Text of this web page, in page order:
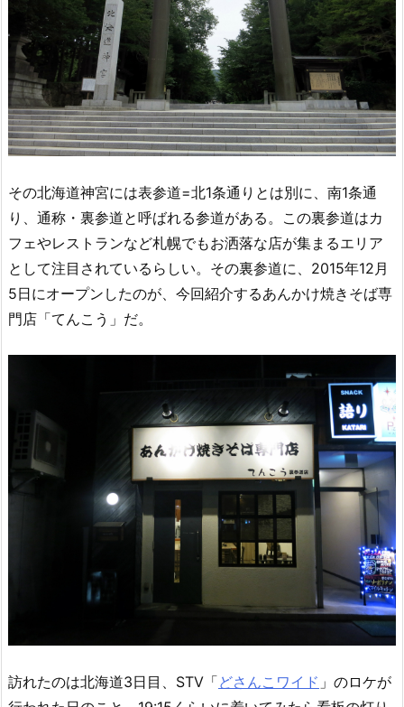
その北海道神宮には表参道=北1条通りとは別に、南1条通
り、通称・裏参道と呼ばれる参道がある。この裏参道はカ
フェやレストランなど札幌でもお洒落な店が集まるエリア
として注目されているらしい。その裏参道に、2015年12月
5日にオープンしたのが、今回紹介するあんかけ焼きそば専
門店「てんこう」だ。
訪れたのは北海道3日目、STV「どさんこワイド 」のロケが